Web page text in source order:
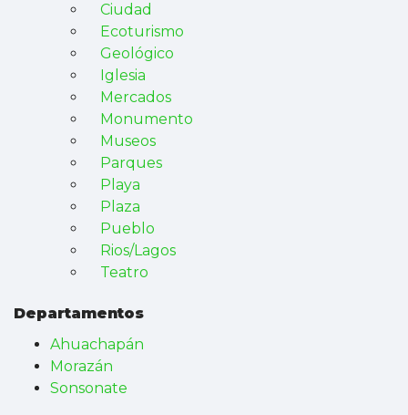
Ciudad
Ecoturismo
Geológico
Iglesia
Mercados
Monumento
Museos
Parques
Playa
Plaza
Pueblo
Rios/Lagos
Teatro
Departamentos
Ahuachapán
Morazán
Sonsonate